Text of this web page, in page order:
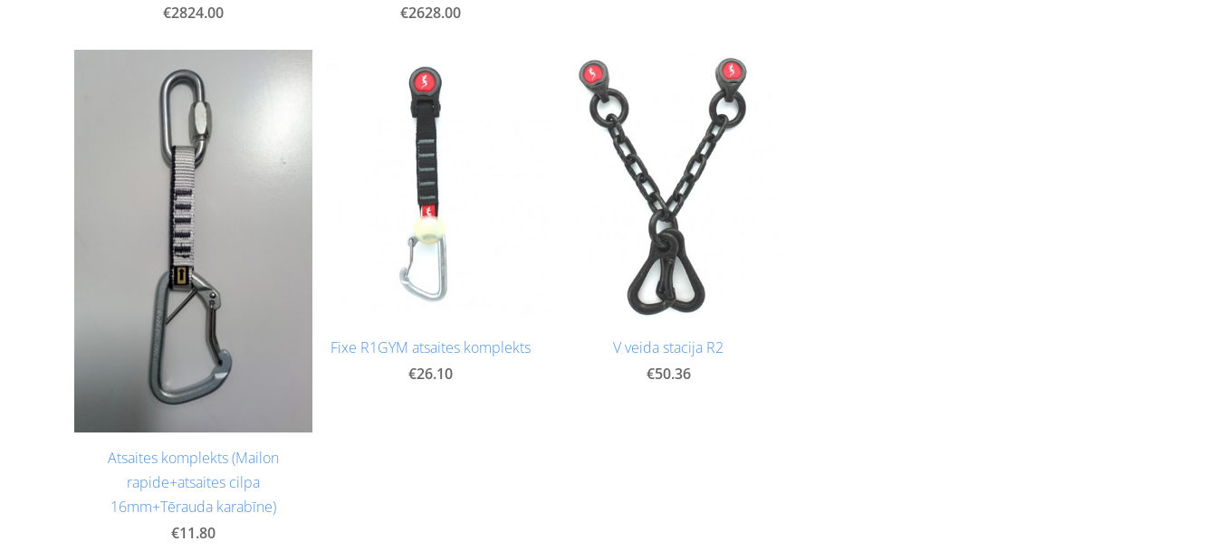
€2824.00
€2628.00
Atsaites komplekts (Mailon
rapide+atsaites cilpa
16mm+Tērauda karabīne)
€11.80
Fixe R1GYM atsaites komplekts
€26.10
V veida stacija R2
€50.36